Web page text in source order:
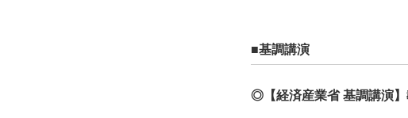
■基調講演
◎【経済産業省 基調講演】